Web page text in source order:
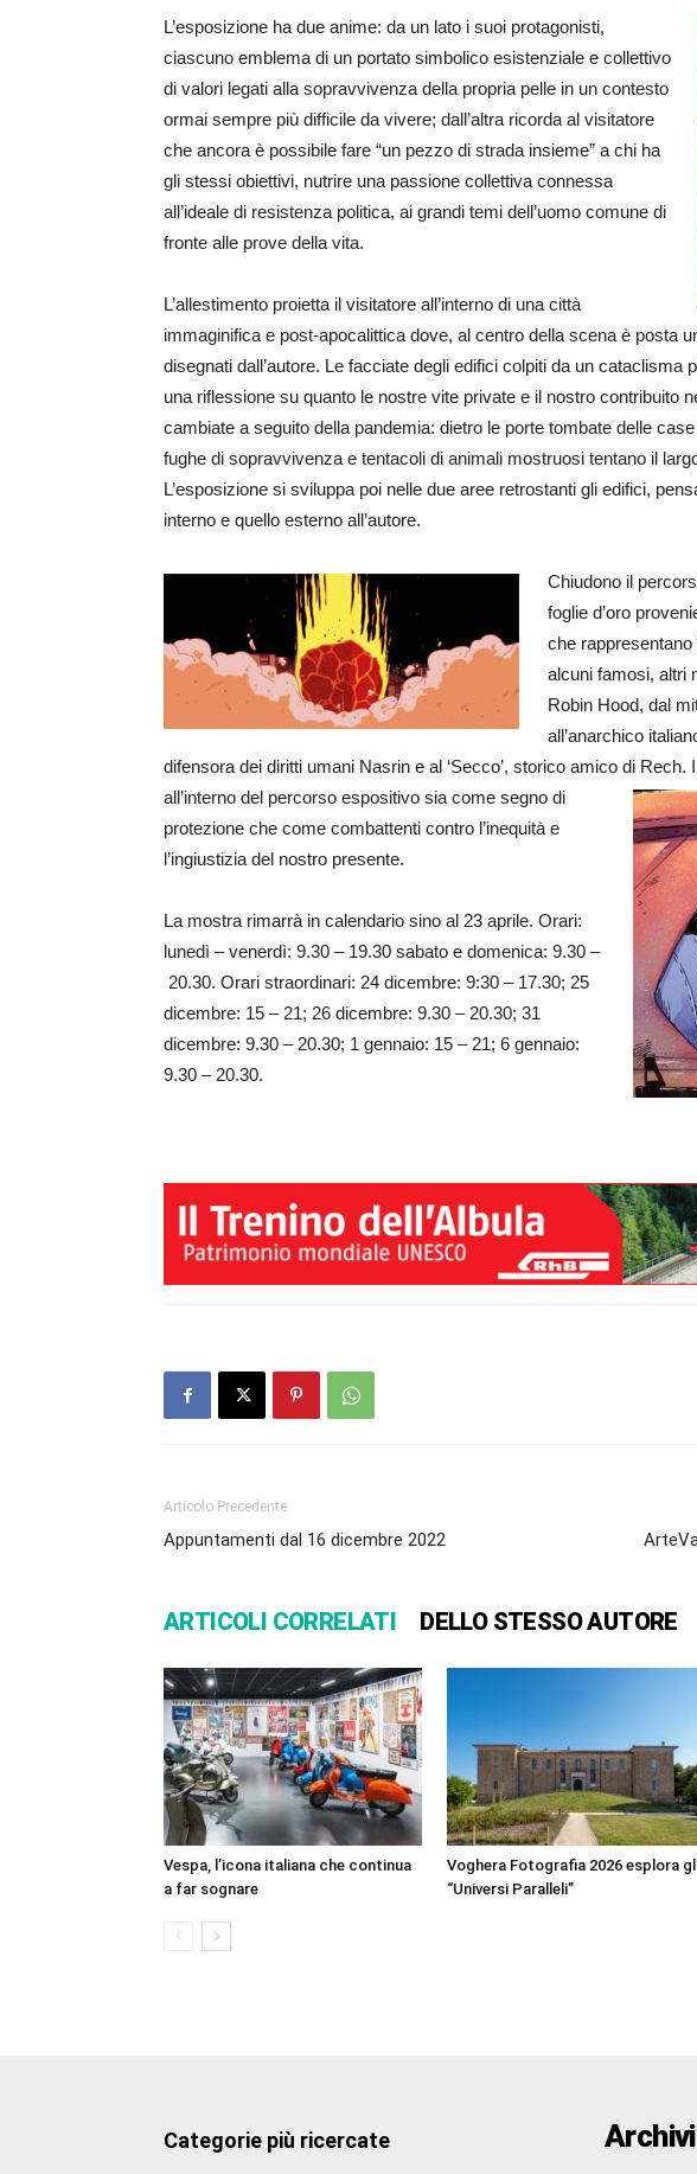
L’esposizione ha due anime: da un lato i suoi protagonisti,
ciascuno emblema di un portato simbolico esistenziale e collettivo
di valori legati alla sopravvivenza della propria pelle in un contesto
ormai sempre più difficile da vivere; dall’altra ricorda al visitatore
che ancora è possibile fare “un pezzo di strada insieme” a chi ha
gli stessi obiettivi, nutrire una passione collettiva connessa
all’ideale di resistenza politica, ai grandi temi dell’uomo comune di
fronte alle prove della vita.
L’allestimento proietta il visitatore all’interno di una città
immaginifica e post-apocalittica dove, al centro della scena è posta
disegnati dall’autore. Le facciate degli edifici colpiti da un cataclisma
una riflessione su quanto le nostre vite private e il nostro contribuito
cambiate a seguito della pandemia: dietro le porte tombate delle
fughe di sopravvivenza e tentacoli di animali mostruosi tentano il
L’esposizione si sviluppa poi nelle due aree retrostanti gli edifici,
interno e quello esterno all’autore.
Chiudono il
foglie d’oro
che
alcuni famosi, altri
Robin Hood, dal
all’anarchico
difensora dei diritti umani Nasrin e al ‘Secco’, storico amico di
all’interno del percorso espositivo sia come segno di
protezione che come combattenti contro l’inequità e
l’ingiustizia del nostro presente.
La mostra rimarrà in calendario sino al 23 aprile. Orari:
lunedì – venerdì: 9.30 – 19.30 sabato e domenica: 9.30 –
20.30. Orari straordinari: 24 dicembre: 9:30 – 17.30; 25
dicembre: 15 – 21; 26 dicembre: 9.30 – 20.30; 31
dicembre: 9.30 – 20.30; 1 gennaio: 15 – 21; 6 gennaio:
9.30 – 20.30.
Articolo Precedente
Appuntamenti dal 16 dicembre 2022
ARTICOLI CORRELATI DELLO STESSO AUTORE
Vespa, l’icona italiana che continua
a far sognare
Voghera Fotografia 2026 esplora
“Universi Paralleli”
Categorie più ricercate Archivi